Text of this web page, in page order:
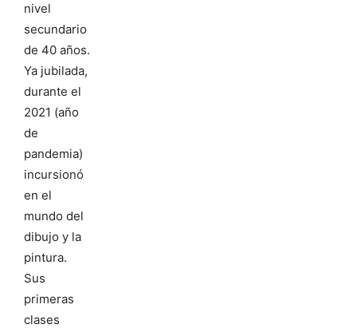
nivel
secundario
de 40 años.
Ya jubilada,
durante el
2021 (año
de
pandemia)
incursionó
en el
mundo del
dibujo y la
pintura.
Sus
primeras
clases